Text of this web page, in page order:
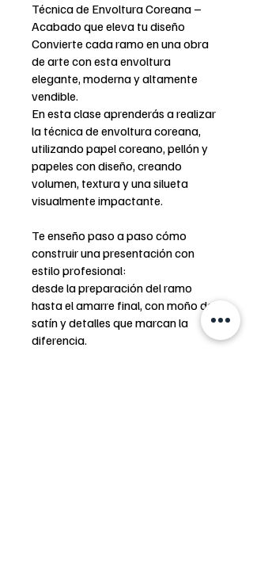
Técnica de Envoltura Coreana –
Acabado que eleva tu diseño
Convierte cada ramo en una obra
de arte con esta envoltura
elegante, moderna y altamente
vendible.
En esta clase aprenderás a realizar
la técnica de envoltura coreana,
utilizando papel coreano, pellón y
papeles con diseño, creando
volumen, textura y una silueta
visualmente impactante.
Te enseño paso a paso cómo
construir una presentación con
estilo profesional:
desde la preparación del ramo
hasta el amarre final, con moño de
satín y detalles que marcan la
diferencia.